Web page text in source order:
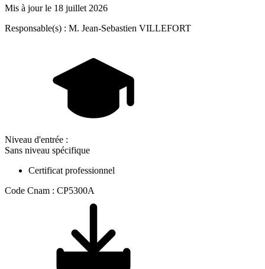
Mis à jour le 18 juillet 2026
Responsable(s) : M. Jean-Sebastien VILLEFORT
Niveau d'entrée :
Sans niveau spécifique
Certificat professionnel
Code Cnam : CP5300A